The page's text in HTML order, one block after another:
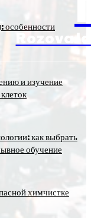
и изучение
как выбрать
обучение
химчистке